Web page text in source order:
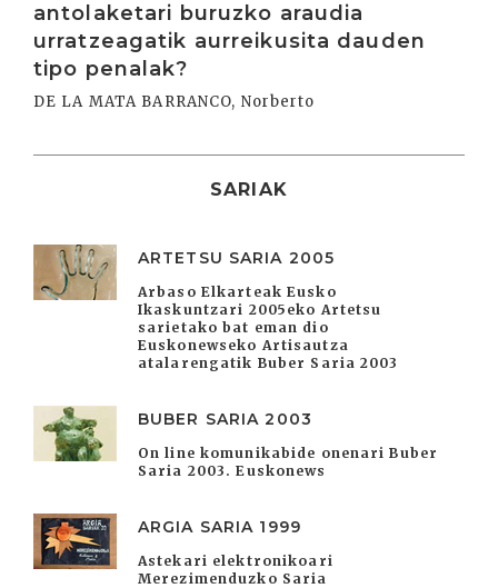
antolaketari buruzko araudia
urratzeagatik aurreikusita dauden
tipo penalak?
DE LA MATA BARRANCO, Norberto
SARIAK
ARTETSU SARIA 2005
Arbaso Elkarteak Eusko
Ikaskuntzari 2005eko Artetsu
sarietako bat eman dio
Euskonewseko Artisautza
atalarengatik Buber Saria 2003
BUBER SARIA 2003
On line komunikabide onenari Buber
Saria 2003. Euskonews
ARGIA SARIA 1999
Astekari elektronikoari
Merezimenduzko Saria